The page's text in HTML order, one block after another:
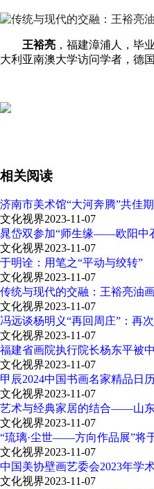
王裕亮 ，福建漳浦人，毕
大利亚南澳大学访问学者，德
相关阅读
济南市美术馆“大河奔腾”共佳
文化视界2023-11-07
晁岱双参加“师生缘——欧阳中
文化视界2023-11-07
于明诠：用笔之“平动与绞转”
文化视界2023-11-07
传统与现代的交融：王裕亮油
文化视界2023-11-07
冯远谈杨明义“再回周庄”：再
文化视界2023-11-07
福建省画院执行院长杨东平被
文化视界2023-11-07
甲辰2024中国书画名家精品
文化视界2023-11-07
艺术与经典家居的结合——山
文化视界2023-11-07
“琉璃·尘世——方向作品展”将
文化视界2023-11-07
中国美协壁画艺委会2023年学
文化视界2023-11-07